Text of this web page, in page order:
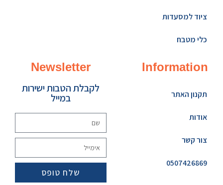
ציוד למסעדות
כלי מטבח
Information
תקנון האתר
אודות
צור קשר
0507426869
Newsletter
לקבלת הטבות ישירות
במייל
שלח טופס